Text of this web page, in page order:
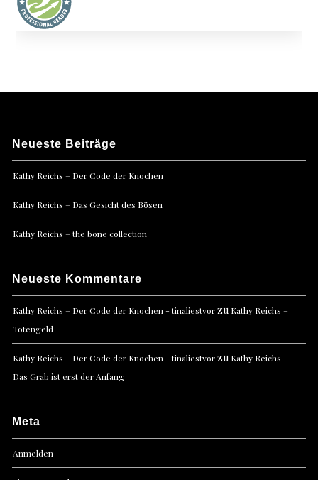
Neueste Beiträge
Kathy Reichs – Der Code der Knochen
Kathy Reichs – Das Gesicht des Bösen
Kathy Reichs – the bone collection
Neueste Kommentare
Kathy Reichs – Der Code der Knochen - tinaliestvorzu Kathy Reichs –
Totengeld
Kathy Reichs – Der Code der Knochen - tinaliestvorzu Kathy Reichs –
Das Grab ist erst der Anfang
Meta
Anmelden